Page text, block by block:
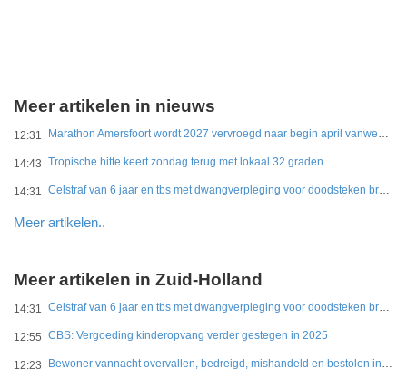
Meer artikelen in nieuws
12:31 Marathon Amersfoort wordt 2027 vervroegd naar begin april vanwege hitte
14:43 Tropische hitte keert zondag terug met lokaal 32 graden
14:31 Celstraf van 6 jaar en tbs met dwangverpleging voor doodsteken broer in Gouda
Meer artikelen..
Meer artikelen in Zuid-Holland
14:31 Celstraf van 6 jaar en tbs met dwangverpleging voor doodsteken broer in Gouda
12:55 CBS: Vergoeding kinderopvang verder gestegen in 2025
12:23 Bewoner vannacht overvallen, bedreigd, mishandeld en bestolen in Leidschendam